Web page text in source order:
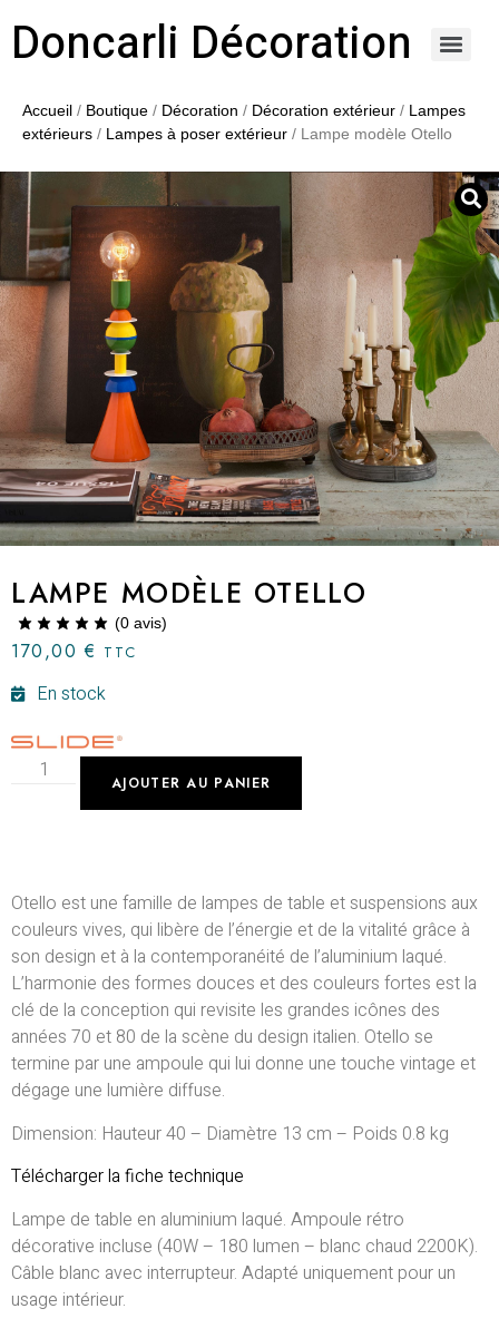
Doncarli Décoration
Accueil / Boutique / Décoration / Décoration extérieur / Lampes
extérieurs / Lampes à poser extérieur / Lampe modèle Otello
LAMPE MODÈLE OTELLO
(0 avis)
170,00€ TTC
En stock
AJOUTER AU PANIER
Otello est une famille de lampes de table et suspensions aux
couleurs vives, qui libère de l’énergie et de la vitalité grâce à
son design et à la contemporanéité de l’aluminium laqué.
L’harmonie des formes douces et des couleurs fortes est la
clé de la conception qui revisite les grandes icônes des
années 70 et 80 de la scène du design italien. Otello se
termine par une ampoule qui lui donne une touche vintage et
dégage une lumière diffuse.
Dimension: Hauteur 40 – Diamètre 13 cm – Poids 0.8 kg
Télécharger la fiche technique
Lampe de table en aluminium laqué. Ampoule rétro
décorative incluse (40W – 180 lumen – blanc chaud 2200K).
Câble blanc avec interrupteur. Adapté uniquement pour un
usage intérieur.